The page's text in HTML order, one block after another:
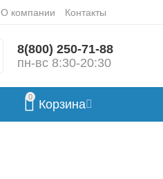
О компании Контакты
8(800) 250-71-88
пн-вс 8:30-20:30
0
Корзина